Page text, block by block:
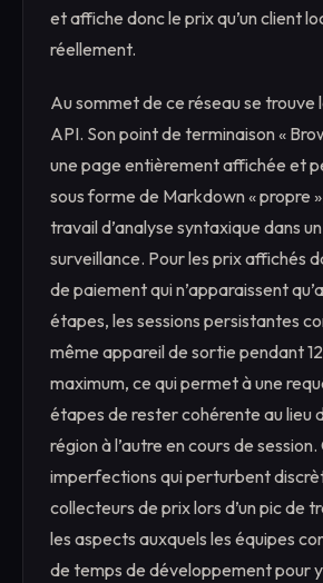
et affiche donc le prix qu’un client
réellement.
Au sommet de ce réseau se trouve
API. Son point de terminaison «
une page entièrement affichée et
sous forme de Markdown « propre
travail d’analyse syntaxique dans
surveillance. Pour les prix affichés
de paiement qui n’apparaissent
étapes, les sessions persistantes
même appareil de sortie pendant
maximum, ce qui permet à une
étapes de rester cohérente au lieu
région à l’autre en cours de
imperfections qui perturbent
collecteurs de prix lors d’un pic de
les aspects auxquels les équipes
de temps de développement pour